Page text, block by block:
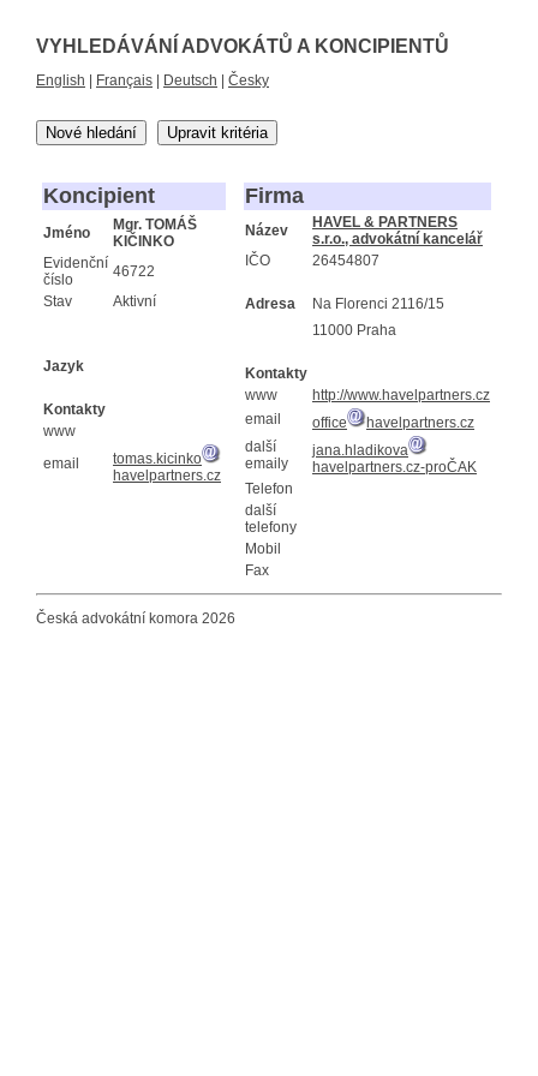
VYHLEDÁVÁNÍ ADVOKÁTŮ A KONCIPIENTŮ
English Français Deutsch Česky
Nové hledání Upravit kritéria
Koncipient
Jméno
Mgr. TOMÁŠ
KIČINKO
Evidenční
číslo
46722
Stav
Aktivní
Jazyk
Kontakty
www
email
tomas.kicinko
havelpartners.cz
Firma
Název
HAVEL & PARTNERS
s.r.o., advokátní kancelář
IČO
26454807
Adresa
Na Florenci 2116/15
11000 Praha
Kontakty
www
http://www.havelpartners.cz
email
office
havelpartners.cz
další
emaily
jana.hladikova
havelpartners.cz-proČAK
Telefon
další
telefony
Mobil
Fax
Česká advokátní komora 2026